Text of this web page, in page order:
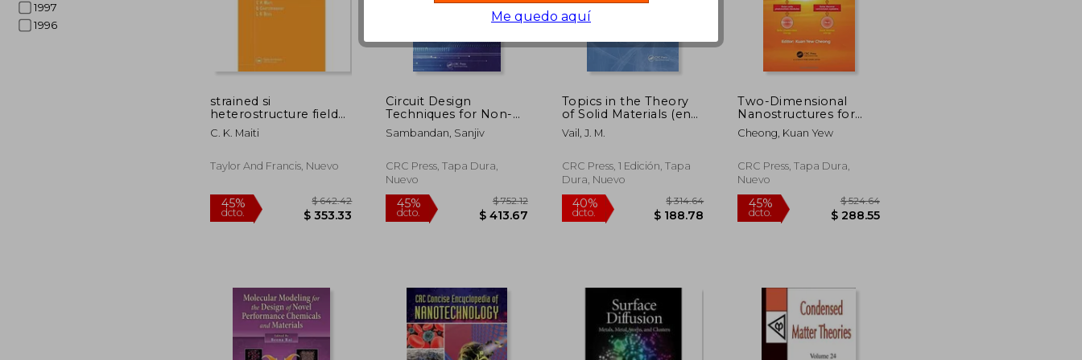
1997
1996
$ 121.28 dcto. $ 204.34 dcto.
$ 458.25
strained si
heterostructure field
effect devices
C. K. Maiti
Taylor And Francis, Nuevo
Circuit Design
Techniques for Non-
Crystalline
Semiconductors (en
Sambandan, Sanjiv
CRC Press, Tapa Dura,
Nuevo
Topics in the Theory
of Solid Materials (en
Inglés)
Vail, J. M.
CRC Press, 1 Edición, Tapa
Dura, Nuevo
Two-Dimensional
Nanostructures for
Energy-Related
Applications (en
Cheong, Kuan Yew
CRC Press, Tapa Dura,
Nuevo
Me quedo aquí